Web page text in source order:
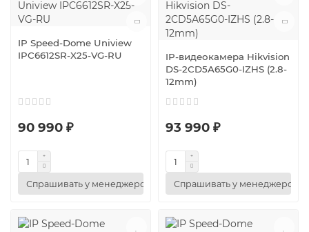
IP Speed-Dome Uniview
IPC6612SR-X25-VG-RU
90 990 ₽
Спрашивать у менеджеров
IP-видеокамера Hikvision
DS-2CD5A65G0-IZHS (2.8-
12mm)
93 990 ₽
Спрашивать у менеджеров